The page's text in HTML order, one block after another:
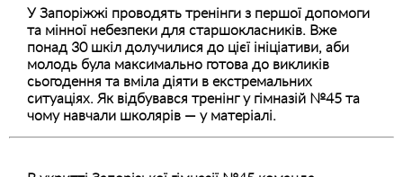
У Запоріжжі проводять тренінги з першої допомоги
та мінної небезпеки для старшокласників. Вже
понад 30 шкіл долучилися до цієї ініціативи, аби
молодь була максимально готова до викликів
сьогодення та вміла діяти в екстремальних
ситуаціях. Як відбувався тренінг у гімназій №45 та
чому навчали школярів — у матеріалі.